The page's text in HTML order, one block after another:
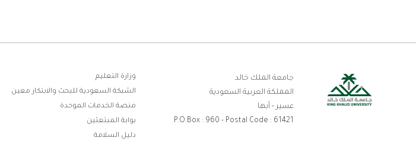
جامعة الملك خالد
المملكة العربية السعودية
عسير - أبها
P.O.Box : 960 - Postal Code : 61421
روابط
الفوتر
وزارة التعليم
الشبكة السعودية للبحث والابتكار معين
منصة الخدمات الموحدة
بوابة المبتعثين
دليل السلامة